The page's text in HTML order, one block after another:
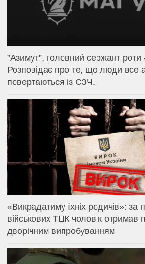
⁨”Азимут”, головний сержант
Розповідає про те, що люди все
повертаються із СЗЧ.
«Викрадатиму їхніх родичів»: за
військових ТЦК чоловік отримав
дворічним випробуванням